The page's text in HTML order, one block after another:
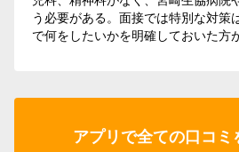
う必要がある。面接では特別な対策
で何をしたいかを明確しておいた方
アプリで全ての口コミ